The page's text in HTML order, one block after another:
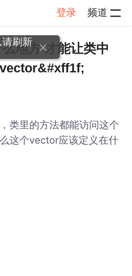
登录 频道
情
地方 才能让类中
类里的方法都能访问这个
这个vector应该定义在什
请刷新